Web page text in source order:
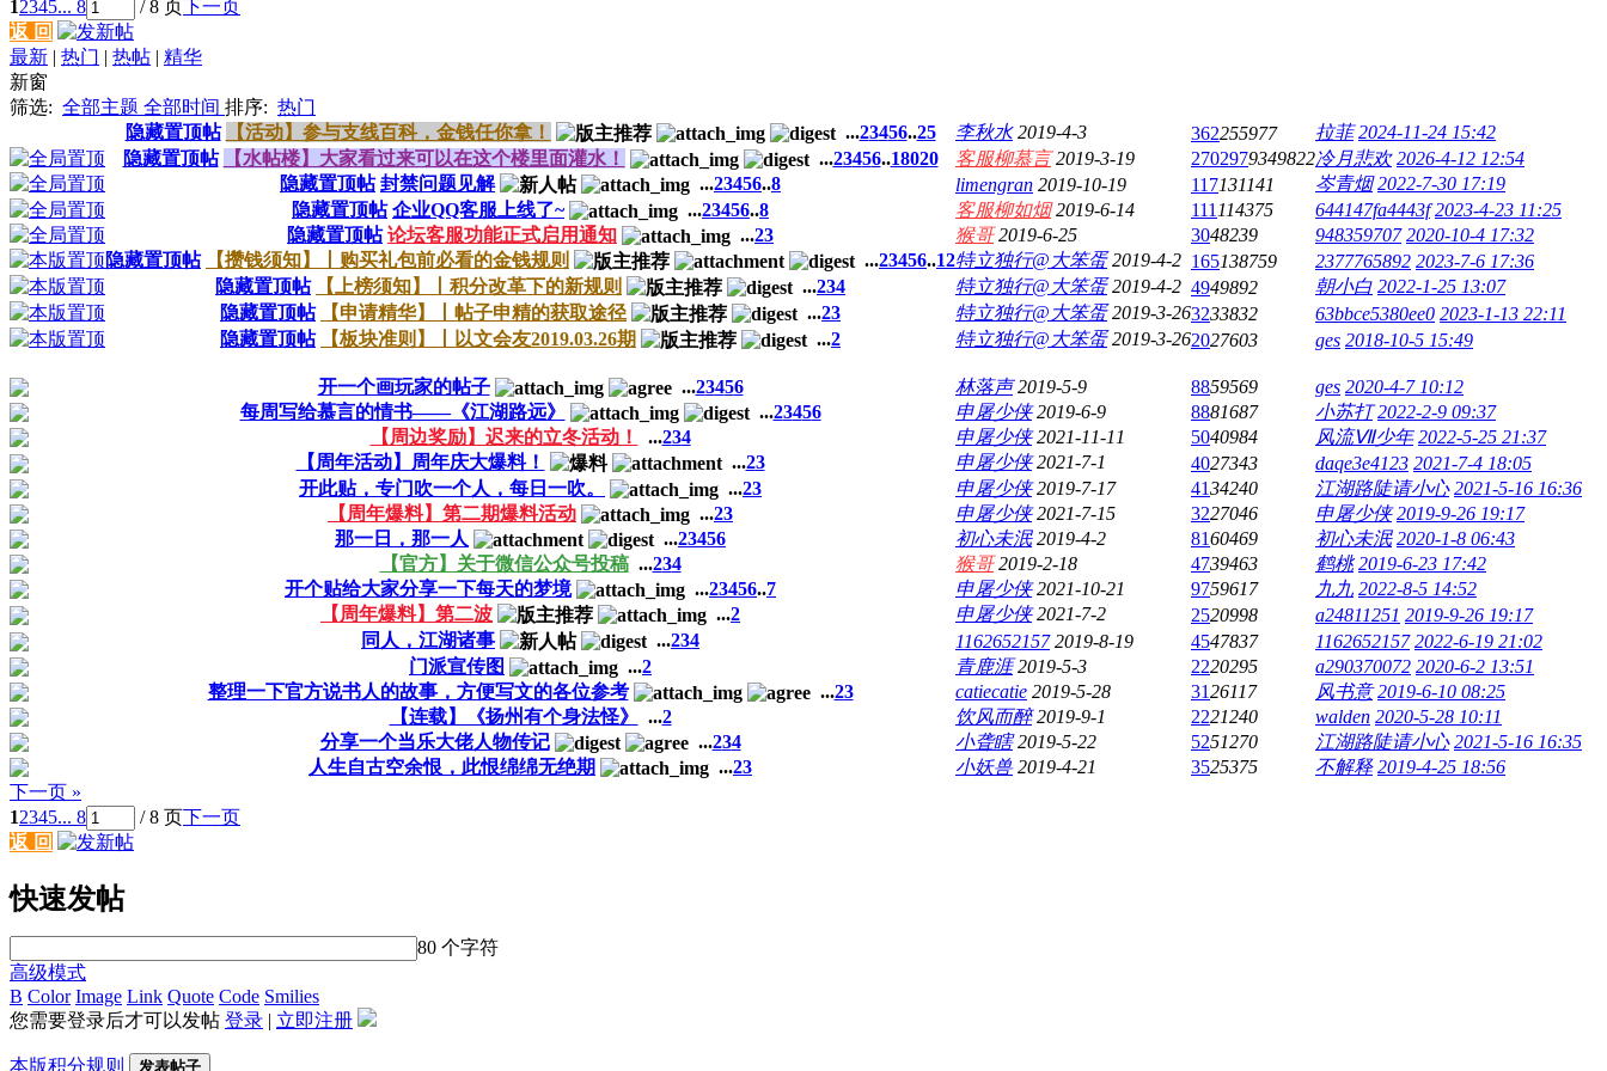
1 2345... 8 / 8 页
下一页
返 回
最新 | 热门 | 热帖 | 精华
新窗
筛选: 全部主题 全部时间 排序: 热门
隐藏置顶帖
【活动】参与支线百科，金钱任你拿！ ...23456..25 李秋水 2019-4-3 362255977 拉菲 2024-11-24 15:42
隐藏置顶帖
【水帖楼】大家看过来可以在这个楼里面灌水！ ...23456..18020 客服柳慕言 2019-3-19 2702979349822冷月悲欢 2026-4-12 12:54
隐藏置顶帖 封禁问题见解 ...23456..8 limengran 2019-10-19 117131141 岑青烟 2022-7-30 17:19
隐藏置顶帖 企业QQ客服上线了~ ...23456..8 客服柳如烟 2019-6-14 111 114375 644147fa4443f 2023-4-23 11:25
隐藏置顶帖 论坛客服功能正式启用通知 ...23 猴哥 2019-6-25 3048239 948359707 2020-10-4 17:32
隐藏置顶帖
【攒钱须知】丨购买礼包前必看的金钱规则 ...23456..12特立独行@大笨蛋 2019-4-2 165138759 2377765892 2023-7-6 17:36
隐藏置顶帖
【上榜须知】丨积分改革下的新规则 ...234 特立独行@大笨蛋 2019-4-2 4949892 朝小白 2022-1-25 13:07
隐藏置顶帖
【申请精华】丨帖子申精的获取途径 ...23 特立独行@大笨蛋 2019-3-263233832 63bbce5380ee0 2023-1-13 22:11
隐藏置顶帖
【板块准则】丨以文会友2019.03.26期 ...2 特立独行@大笨蛋 2019-3-262027603 ges 2018-10-5 15:49
开一个画玩家的帖子 ...23456 林落声 2019-5-9 8859569 ges 2020-4-7 10:12
每周写给慕言的情书——《江湖路远》
...23456 申屠少侠 2019-6-9 8881687 小苏打 2022-2-9 09:37
【周边奖励】迟来的立冬活动！
...234 申屠少侠 2021-11-11 5040984 风流Ⅶ少年 2022-5-25 21:37
【周年活动】周年庆大爆料！
...23 申屠少侠 2021-7-1 4027343 daqe3e4123 2021-7-4 18:05
开此贴，专门吹一个人，每日一吹。
...23 申屠少侠 2019-7-17 4134240 江湖路陡请小心 2021-5-16 16:36
【周年爆料】第二期爆料活动
...23 申屠少侠 2021-7-15 3227046 申屠少侠 2019-9-26 19:17
那一日，那一人
...23456 初心未泯 2019-4-2 8160469 初心未泯 2020-1-8 06:43
【官方】关于微信公众号投稿 ...234 猴哥 2019-2-18 4739463 鹤桃 2019-6-23 17:42
开个贴给大家分享一下每天的梦境
...23456..7 申屠少侠 2021-10-21 9759617 九九 2022-8-5 14:52
【周年爆料】第二波
...2 申屠少侠 2021-7-2 2520998 a24811251 2019-9-26 19:17
同人，江湖诸事
...234 1162652157 2019-8-19 4547837 1162652157 2022-6-19 21:02
门派宣传图
...2 青鹿涯 2019-5-3 2220295 a290370072 2020-6-2 13:51
整理一下官方说书人的故事，方便写文的各位参考
...23 catiecatie 2019-5-28 3126117 风书意 2019-6-10 08:25
【连载】《扬州有个身法怪》
...2 饮风而醉 2019-9-1 2221240 walden 2020-5-28 10:11
分享一个当乐大佬人物传记
...234 小聋瞎 2019-5-22 5251270 江湖路陡请小心 2021-5-16 16:35
人生自古空余恨，此恨绵绵无绝期
...23 小妖兽 2019-4-21 3525375 不解释 2019-4-25 18:56
下一页 »
12345... 8 / 8 页下一页
返 回
快速发帖
80 个字符
高级模式
B Color Image Link Quote Code Smilies
您需要登录后才可以发帖 登录 | 立即注册
本版积分规则 发表帖子